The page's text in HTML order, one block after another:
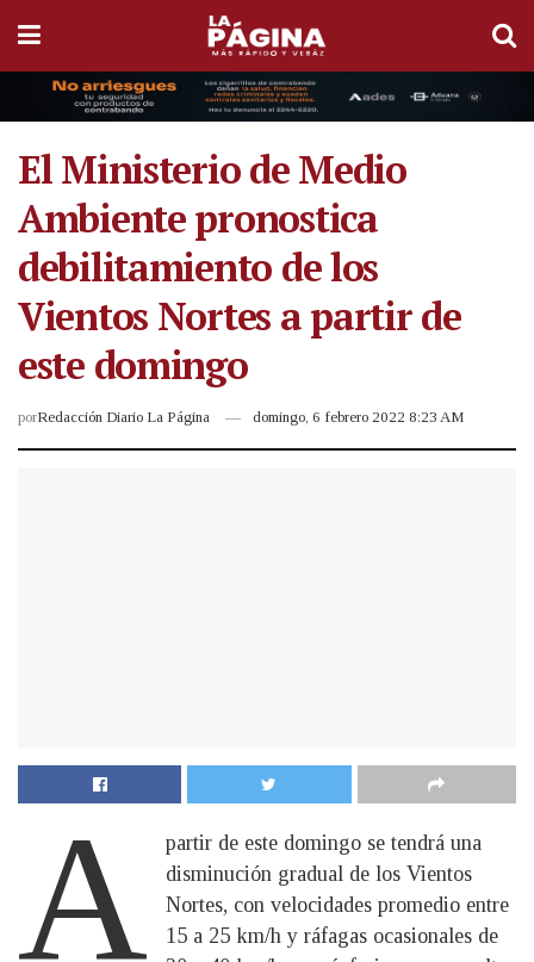
El Ministerio de Medio
Ambiente pronostica
debilitamiento de los
Vientos Nortes a partir de
este domingo
porRedacción Diario La Página domingo, 6 febrero 2022 8:23 AM
A
partir de este domingo se tendrá una
disminución gradual de los Vientos
Nortes, con velocidades promedio entre
15 a 25 km/h y ráfagas ocasionales de